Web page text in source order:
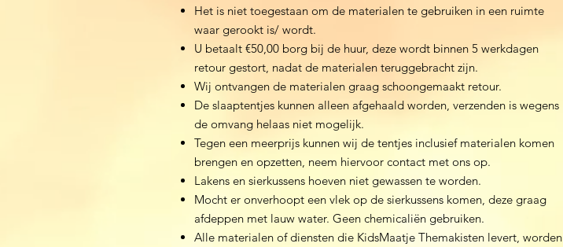
​Het is niet toegestaan om de materialen te gebruiken in een ruimte
waar gerookt is/ wordt.
U betaalt €50,00 borg bij de huur, deze wordt binnen 5 werkdagen
retour gestort, nadat de materialen teruggebracht zijn.
Wij ontvangen de materialen graag schoongemaakt retour.
De slaaptentjes kunnen alleen afgehaald worden, verzenden is wegens
de omvang helaas niet mogelijk.
Tegen een meerprijs kunnen wij de tentjes inclusief materialen komen
brengen en opzetten, neem hiervoor contact met ons op.
Lakens en sierkussens hoeven niet gewassen te worden.
Mocht er onverhoopt een vlek op de sierkussens komen, deze graag
afdeppen met lauw water. Geen chemicaliën gebruiken.
Alle materialen of diensten die KidsMaatje Themakisten levert, worden